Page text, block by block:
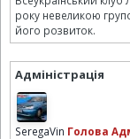
року невеликою
його розвиток.
Адміністрація
SeregaVin Голова